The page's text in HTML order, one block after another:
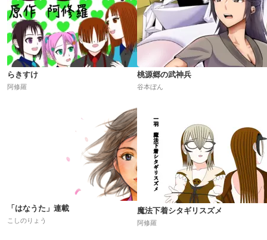
らきすけ
阿修羅
桃源郷の武神兵
谷本ぼん
「はなうた」連載
こしのりょう
魔法下着シタギリスズメ
阿修羅